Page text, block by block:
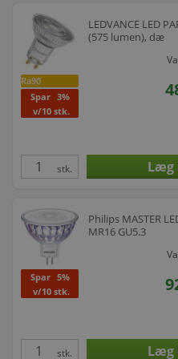
Ra90
Spar 3%
v/10 stk.
LEDVANCE LED
(575 lumen), dæ
stk.
Spar 5%
v/10 stk.
Philips MASTER
MR16 GU5.3
stk.